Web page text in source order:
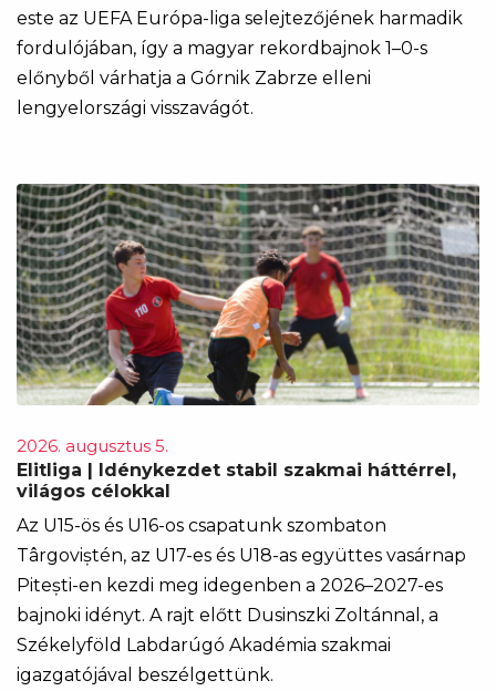
este az UEFA Európa-liga selejtezőjének harmadik
fordulójában, így a magyar rekordbajnok 1–0-s
előnyből várhatja a Górnik Zabrze elleni
lengyelországi visszavágót.
2026. augusztus 5.
Elitliga | Idénykezdet stabil szakmai háttérrel,
világos célokkal
Az U15-ös és U16-os csapatunk szombaton
Târgoviștén, az U17-es és U18-as együttes vasárnap
Pitești-en kezdi meg idegenben a 2026–2027-es
bajnoki idényt. A rajt előtt Dusinszki Zoltánnal, a
Székelyföld Labdarúgó Akadémia szakmai
igazgatójával beszélgettünk.